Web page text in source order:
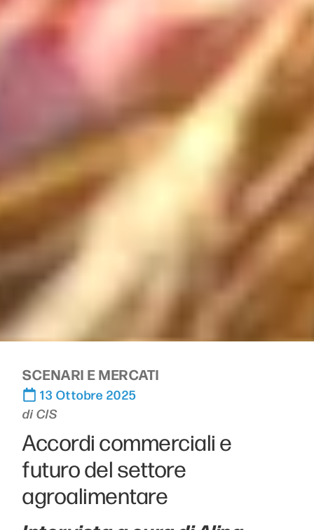
SCENARI E MERCATI
13 Ottobre 2025
diCIS
Accordi commerciali e
futuro del settore
agroalimentare